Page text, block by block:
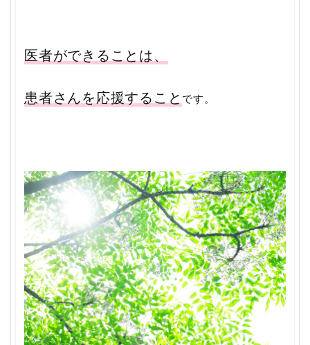
医者ができることは、
患者さんを応援すること です。